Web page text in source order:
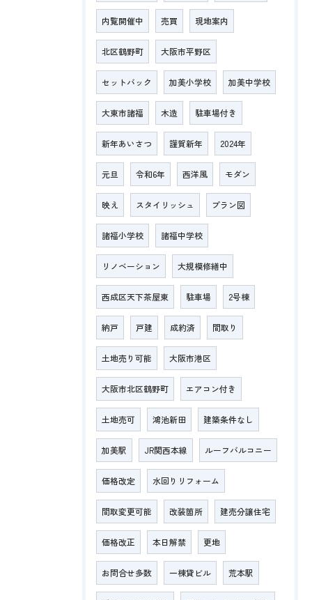
内覧開催中 売買 現地案内
北区鶴野町 大阪市平野区
セットバック 加美小学校 加美中学校
大東市諸福 木造 駐車場付き
新年あいさつ 謹賀新年 2024年
元旦 令和6年 西洋風 モダン
映え スタイリッシュ プラン図
諸福小学校 諸福中学校
リノベーション 大規模修繕中
西成区天下茶屋東 駐車場 2号棟
納戸 戸建 成約済 間取り
土地売り可能 大阪市港区
大阪市北区鶴野町 エアコン付き
土地売可 鴻池新田 建築条件なし
加美駅 JR関西本線 ルーフバルコニー
価格改定 水回りリフォーム
間取変更可能 改装箇所 建売分譲住宅
価格改正 本日解禁 更地
お問合せ多数 一棟貸ビル 荒本駅